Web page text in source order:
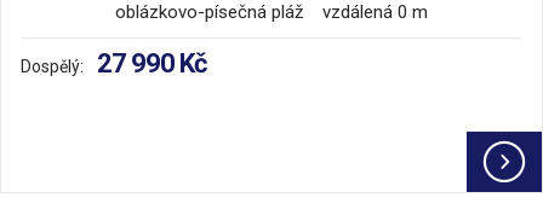
oblázkovo-písečná pláž vzdálená 0 m
Dospělý: 27 990 Kč